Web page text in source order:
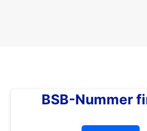
BSB-Nummer